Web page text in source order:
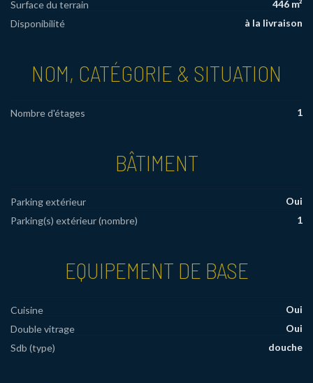
Surface du terrain
446 m²
Disponibilité
à la livraison
NOM, CATÉGORIE & SITUATION
Nombre d'étages 1
BÂTIMENT
Parking extérieur
Oui
Parking(s) extérieur (nombre)
1
EQUIPEMENT DE BASE
Cuisine
Oui
Double vitrage
Oui
Sdb (type)
douche